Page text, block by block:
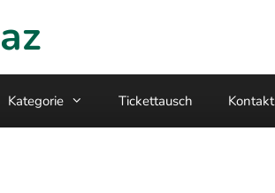
Kategorie Tickettausch Kontakt